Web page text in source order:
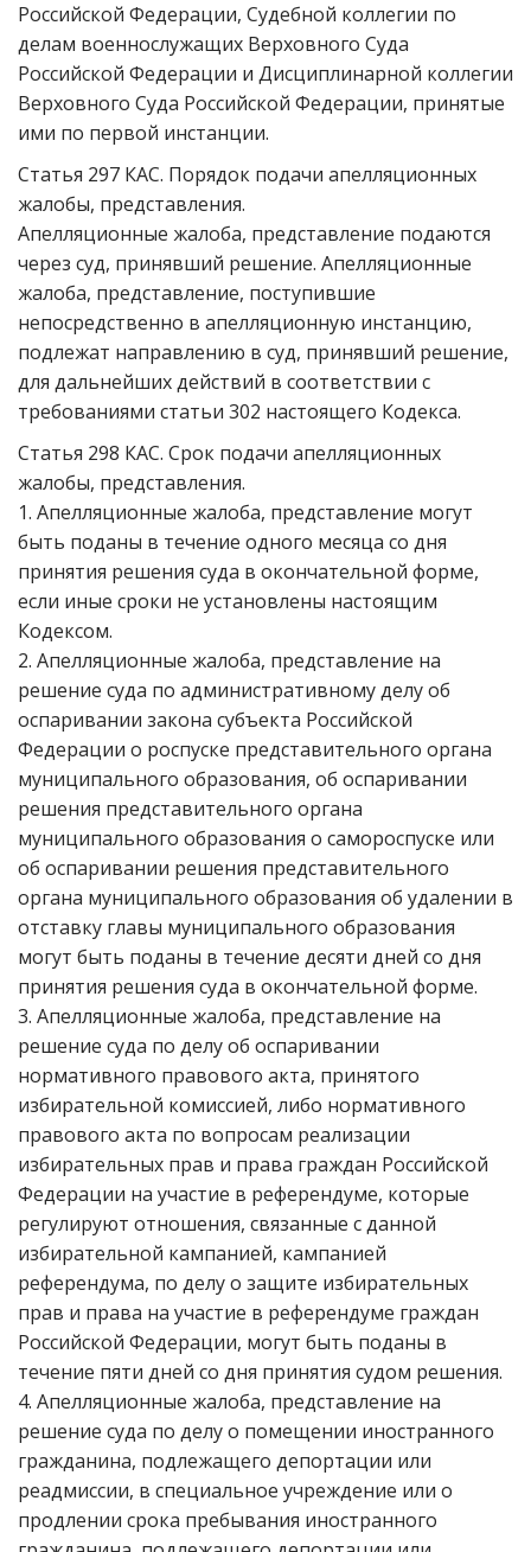
Российской Федерации, Судебной коллегии по
делам военнослужащих Верховного Суда
Российской Федерации и Дисциплинарной коллегии
Верховного Суда Российской Федерации, принятые
ими по первой инстанции.
Статья 297 КАС. Порядок подачи апелляционных
жалобы, представления.
Апелляционные жалоба, представление подаются
через суд, принявший решение. Апелляционные
жалоба, представление, поступившие
непосредственно в апелляционную инстанцию,
подлежат направлению в суд, принявший решение,
для дальнейших действий в соответствии с
требованиями статьи 302 настоящего Кодекса.
Статья 298 КАС. Срок подачи апелляционных
жалобы, представления.
1. Апелляционные жалоба, представление могут
быть поданы в течение одного месяца со дня
принятия решения суда в окончательной форме,
если иные сроки не установлены настоящим
Кодексом.
2. Апелляционные жалоба, представление на
решение суда по административному делу об
оспаривании закона субъекта Российской
Федерации о роспуске представительного органа
муниципального образования, об оспаривании
решения представительного органа
муниципального образования о самороспуске или
об оспаривании решения представительного
органа муниципального образования об удалении в
отставку главы муниципального образования
могут быть поданы в течение десяти дней со дня
принятия решения суда в окончательной форме.
3. Апелляционные жалоба, представление на
решение суда по делу об оспаривании
нормативного правового акта, принятого
избирательной комиссией, либо нормативного
правового акта по вопросам реализации
избирательных прав и права граждан Российской
Федерации на участие в референдуме, которые
регулируют отношения, связанные с данной
избирательной кампанией, кампанией
референдума, по делу о защите избирательных
прав и права на участие в референдуме граждан
Российской Федерации, могут быть поданы в
течение пяти дней со дня принятия судом решения.
4. Апелляционные жалоба, представление на
решение суда по делу о помещении иностранного
гражданина, подлежащего депортации или
реадмиссии, в специальное учреждение или о
продлении срока пребывания иностранного